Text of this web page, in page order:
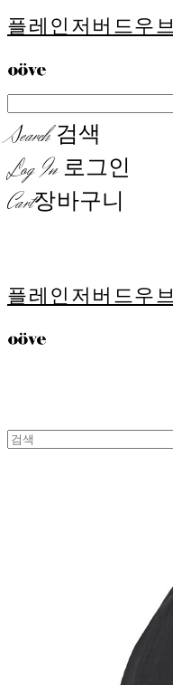
플레인저버드우브
Search검색
Log In 로그인
Cart장바구니
플레인저버드우브